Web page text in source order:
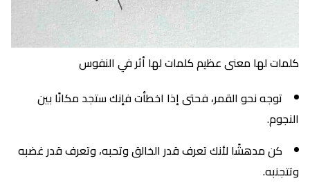
كلمات لها معنى عظيم كلمات لها أثر في النفوس
توجه نحو القمر، فحتى إذا اخطأت فإنك ستجد مكانًا بين
النجوم.
كن مدهشًا لأنك تعرف قدر الخالق وتحبه، وتعرف قدر غضبه
وتتجنبه.